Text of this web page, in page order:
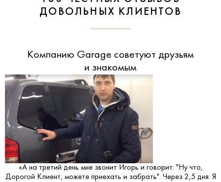
ДОВОЛЬНЫХ КЛИЕНТОВ
Компанию Garage советуют друзьям
и знакомым
«А на третий день мне звонит Игорь и говорит: "Ну что,
Дорогой Клиент, можете приехать и забрать". Через 2,5 дня. Я